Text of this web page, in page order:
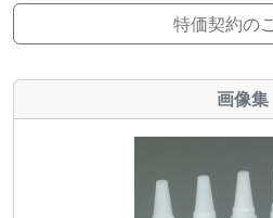
特価契約の
画像集